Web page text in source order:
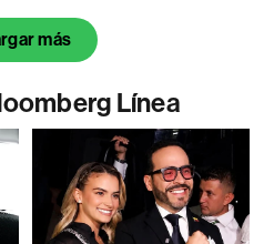
más
Línea